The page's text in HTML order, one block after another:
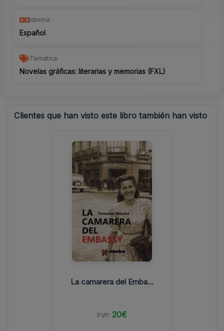
Idioma:
Español
Temática:
Novelas gráficas: literarias y memorias (FXL)
Clientes que han visto este libro también han visto
La camarera del Emba...
PVP: 20€